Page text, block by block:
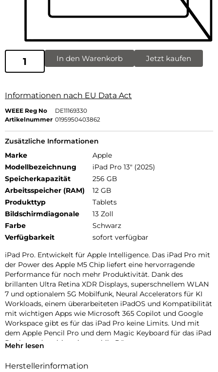
In den Warenkorb Jetzt kaufen
Informationen nach EU Data Act
WEEE Reg No
DE11169330
Artikelnummer 0195950403862
Zusätzliche Informationen
Marke
Apple
Modellbezeichnung
iPad Pro 13" (2025)
Speicherkapazität
256 GB
Arbeitsspeicher (RAM)
12 GB
Produkttyp
Tablets
Bildschirmdiagonale
13 Zoll
Farbe
Schwarz
Verfügbarkeit
sofort verfügbar
iPad Pro. Entwickelt für Apple Intelligence. Das iPad Pro mit
der Power des Apple M5 Chip liefert eine hervorragende
Performance für noch mehr Produktivität. Dank des
brillanten Ultra Retina XDR Displays, superschnellem WLAN
7 und optionalem 5G Mobilfunk, Neural Accelerators für KI
Workloads, einem überarbeiteten iPadOS und Kompatibilität
mit wichtigen Apps wie Microsoft 365 Copilot und Google
Workspace gibt es für das iPad Pro keine Limits. Und mit
dem Apple Pencil Pro und dem Magic Keyboard für das iPad
Pro ist es das ultimative mobile Büro.
ist der nächste Riesensprung für KI auf dem iPad. Mit bis zu 2
Mehr lesen
Herstellerinformation